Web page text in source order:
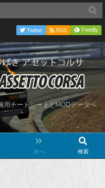
用チートシートとMODデータベ
次へ 検索
Twitter RSS Feedly